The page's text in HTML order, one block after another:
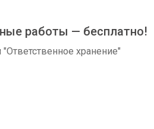
работы — бесплатно!
хранение"